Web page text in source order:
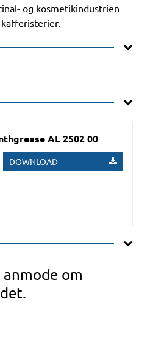
og kosmetikindustrien
AL 2502 00
DOWNLOAD
om